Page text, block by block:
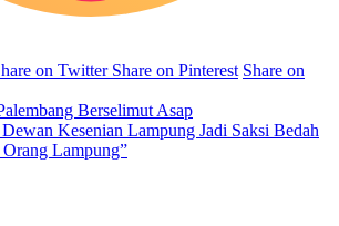
on Twitter Share on Pinterest Share on
Berselimut Asap
Kesenian Lampung Jadi Saksi Bedah
Lampung”